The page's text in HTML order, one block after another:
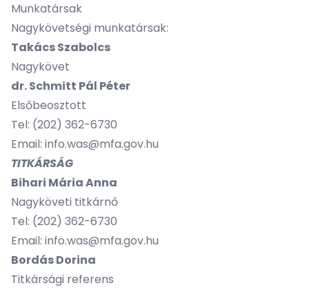
Munkatársak
Nagykövetségi munkatársak:
Takács Szabolcs
Nagykövet
dr. Schmitt Pál Péter
Elsőbeosztott
Tel: (202) 362-6730
Email: info.was@mfa.gov.hu
TITKÁRSÁG
Bihari Mária Anna
Nagyköveti titkárnő
Tel: (202) 362-6730
Email: info.was@mfa.gov.hu
Bordás Dorina
Titkársági referens